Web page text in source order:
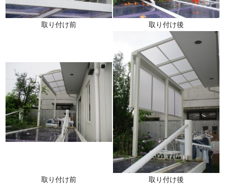
取り付け前 取り付け後
取り付け前 取り付け後